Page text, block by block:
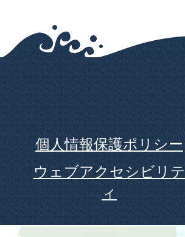
個人情報保護ポリシー
ウェブアクセシビリテ
ィ